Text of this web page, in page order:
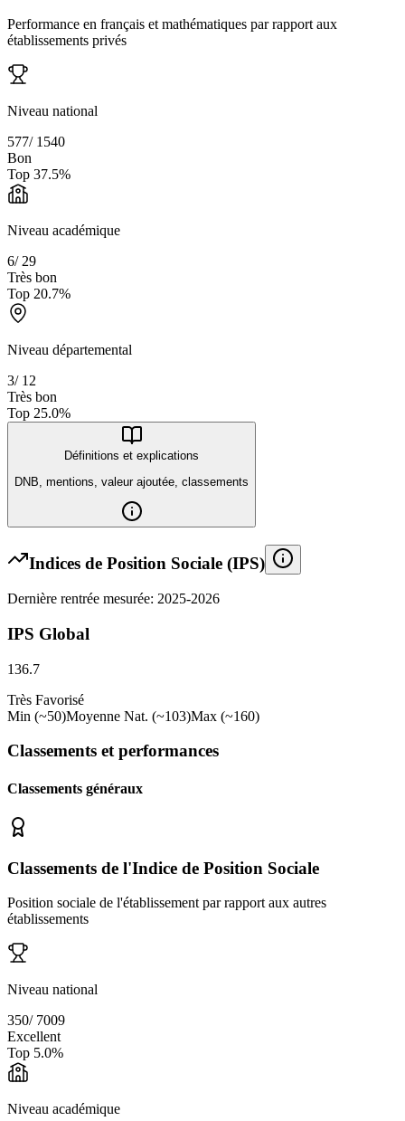
Performance en français et mathématiques par rapport aux
établissements privés
Niveau national
577/ 1540
Bon
Top 37.5%
Niveau académique
6/ 29
Très bon
Top 20.7%
Niveau départemental
3/ 12
Très bon
Top 25.0%
Définitions et explications
DNB, mentions, valeur ajoutée, classements
Indices de Position Sociale (IPS)
Dernière rentrée mesurée: 2025-2026
IPS Global
136.7
Très Favorisé
Min (~50)Moyenne Nat. (~103)Max (~160)
Classements et performances
Classements généraux
Classements de l'Indice de Position Sociale
Position sociale de l'établissement par rapport aux autres
établissements
Niveau national
350/ 7009
Excellent
Top 5.0%
Niveau académique